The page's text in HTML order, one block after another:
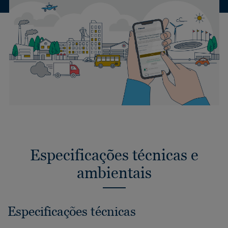
Especificações técnicas e
ambientais
Especificações técnicas